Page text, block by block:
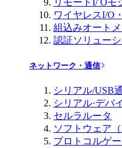
リモートI/ Oモ
ワイヤレスI/O
組込みオート
認証ソリュー
ネットワーク・通信
シリアル/USB
シリアル·デバ
セルラルータ
ソフトウェア（
プロトコルゲ